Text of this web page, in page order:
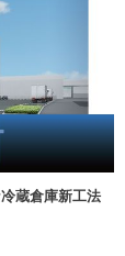
蔵倉庫新工法